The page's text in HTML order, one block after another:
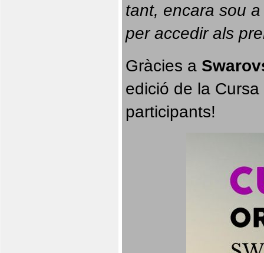
tant, encara sou
per accedir als
Gràcies a
edició de la
participants!